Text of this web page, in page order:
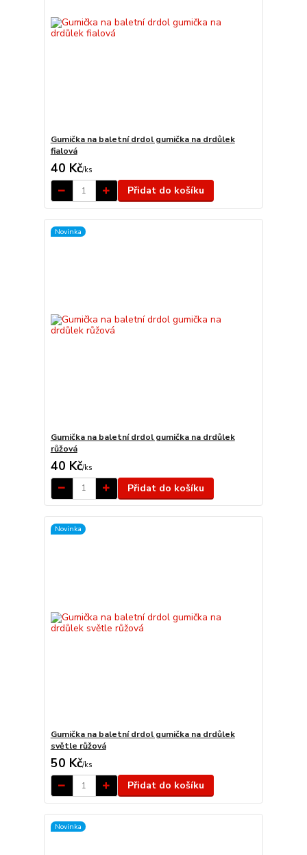
Gumička na baletní drdol gumička na drdůlek
fialová
40 Kč/ks
Přidat do košíku
Novinka
Gumička na baletní drdol gumička na drdůlek
růžová
40 Kč/ks
Přidat do košíku
Novinka
Gumička na baletní drdol gumička na drdůlek
světle růžová
50 Kč/ks
Přidat do košíku
Novinka